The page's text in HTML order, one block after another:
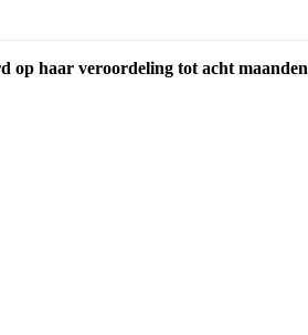
op haar veroordeling tot acht